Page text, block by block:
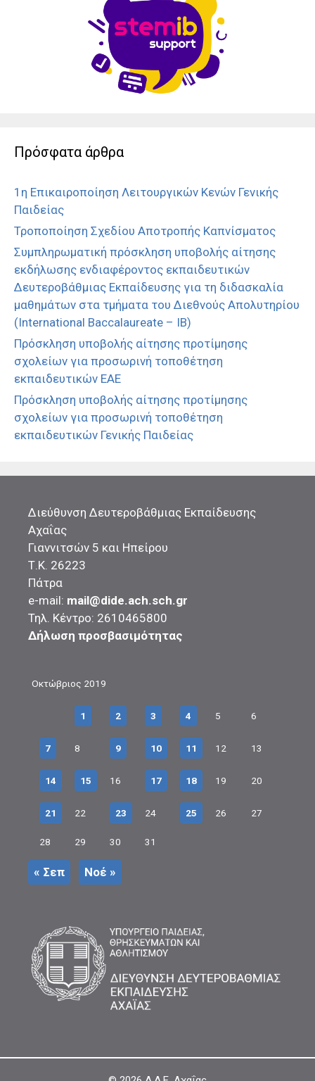
Πρόσφατα άρθρα
1η Επικαιροποίηση Λειτουργικών Κενών Γενικής
Παιδείας
Τροποποίηση Σχεδίου Αποτροπής Καπνίσματος
Συμπληρωματική πρόσκληση υποβολής αίτησης
εκδήλωσης ενδιαφέροντος εκπαιδευτικών
Δευτεροβάθμιας Εκπαίδευσης για τη διδασκαλία
μαθημάτων στα τμήματα του Διεθνούς Απολυτηρίου
(International Baccalaureate – IB)
Πρόσκληση υποβολής αίτησης προτίμησης
σχολείων για προσωρινή τοποθέτηση
εκπαιδευτικών ΕΑΕ
Πρόσκληση υποβολής αίτησης προτίμησης
σχολείων για προσωρινή τοποθέτηση
εκπαιδευτικών Γενικής Παιδείας
Διεύθυνση Δευτεροβάθμιας Εκπαίδευσης
Αχαΐας
Γιαννιτσών 5 και Ηπείρου
Τ.Κ. 26223
Πάτρα
e-mail: mail@dide.ach.sch.gr
Τηλ. Κέντρο: 2610465800
Δήλωση προσβασιμότητας
Οκτώβριος 2019
1 2 3 4 5 6
7 8 9 10 11 12 13
14 15 16 17 18 19 20
21 22 23 24 25 26 27
28 29 30 31
« Σεπ Νοέ »